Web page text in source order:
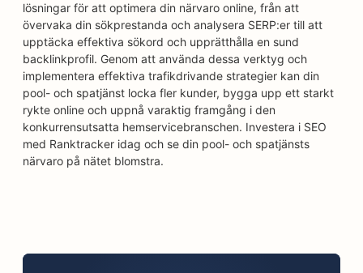
lösningar för att optimera din närvaro online, från att
övervaka din sökprestanda och analysera SERP:er till att
upptäcka effektiva sökord och upprätthålla en sund
backlinkprofil. Genom att använda dessa verktyg och
implementera effektiva trafikdrivande strategier kan din
pool- och spatjänst locka fler kunder, bygga upp ett starkt
rykte online och uppnå varaktig framgång i den
konkurrensutsatta hemservicebranschen. Investera i SEO
med Ranktracker idag och se din pool- och spatjänsts
närvaro på nätet blomstra.